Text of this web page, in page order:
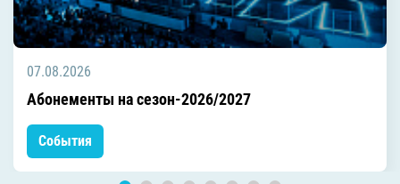
07.08.2026
Абонементы на сезон-2026/2027
События